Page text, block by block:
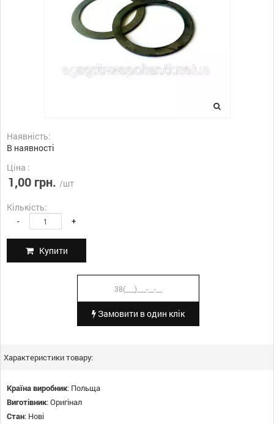
Наявність:
В наявності
Ціна :
1,00 грн. /шт
Кількість:
- +
Купити
Замовити в один клік
Характеристики товару:
Країна виробник: Польща
Виготівник:Оригінал
Стан: Нові